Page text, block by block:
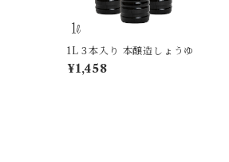
1L３本入り 本醸造しょうゆ
¥1,458